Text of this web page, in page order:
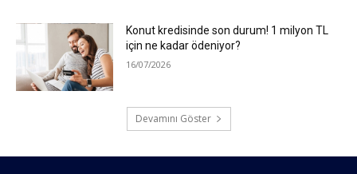
Konut kredisinde son durum! 1 milyon TL
için ne kadar ödeniyor?
16/07/2026
Devamını Göster